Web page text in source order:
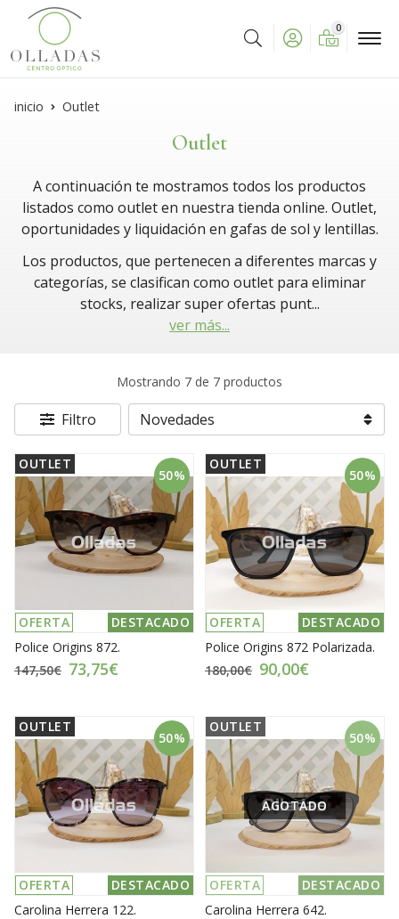
Buscar
0
inicio Outlet
Outlet
A continuación te mostramos todos los productos
listados como outlet en nuestra tienda online. Outlet,
oportunidades y liquidación en gafas de sol y lentillas.
Los productos, que pertenecen a diferentes marcas y
categorías, se clasifican como outlet para eliminar
stocks, realizar super ofertas punt...
ver más...
Mostrando 7 de 7 productos
Filtro
50%
OFERTA DESTACADO
OUTLET
Police Origins 872.
147,50€ 73,75€
50%
OFERTA DESTACADO
OUTLET
Police Origins 872 Polarizada.
180,00€ 90,00€
50%
OFERTA DESTACADO
OUTLET
Carolina Herrera 122.
50%
OFERTA DESTACADO
OUTLET
AGOTADO
Carolina Herrera 642.